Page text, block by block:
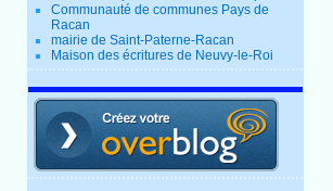
Communauté de communes Pays de
Racan
mairie de Saint-Paterne-Racan
Maison des écritures de Neuvy-le-Roi